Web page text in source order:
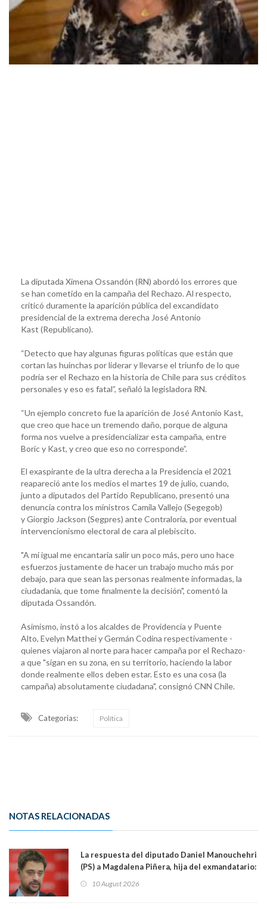
La diputada Ximena Ossandón (RN) abordó los errores que
se han cometido en la campaña del Rechazo. Al respecto,
criticó duramente la aparición pública del excandidato
presidencial de la extrema derecha José Antonio
Kast (Republicano).
“Detecto que hay algunas figuras políticas que están que
cortan las huinchas por liderar y llevarse el triunfo de lo que
podría ser el Rechazo en la historia de Chile para sus créditos
personales y eso es fatal”, señaló la legisladora RN.
“Un ejemplo concreto fue la aparición de José Antonio Kast,
que creo que hace un tremendo daño, porque de alguna
forma nos vuelve a presidencializar esta campaña, entre
Boric y Kast, y creo que eso no corresponde”.
El exaspirante de la ultra derecha a la Presidencia el 2021
reapareció ante los medios el martes 19 de julio, cuando,
junto a diputados del Partido Republicano, presentó una
denuncia contra los ministros Camila Vallejo (Segegob)
y Giorgio Jackson (Segpres) ante Contraloría, por eventual
intervencionismo electoral de cara al plebiscito.
"A mí igual me encantaría salir un poco más, pero uno hace
esfuerzos justamente de hacer un trabajo mucho más por
debajo, para que sean las personas realmente informadas, la
ciudadanía, que tome finalmente la decisión", comentó la
diputada Ossandón.
Asimismo, instó a los alcaldes de Providencia y Puente
Alto, Evelyn Matthei y Germán Codina respectivamente -
quienes viajaron al norte para hacer campaña por el Rechazo-
a que "sigan en su zona, en su territorio, haciendo la labor
donde realmente ellos deben estar. Esto es una cosa (la
campaña) absolutamente ciudadana", consignó CNN Chile.
Categorias: Política
NOTAS RELACIONADAS
La respuesta del diputado Daniel Manouchehri
(PS) a Magdalena Piñera, hija del exmandatario:
creían intocables"
10 August 2026